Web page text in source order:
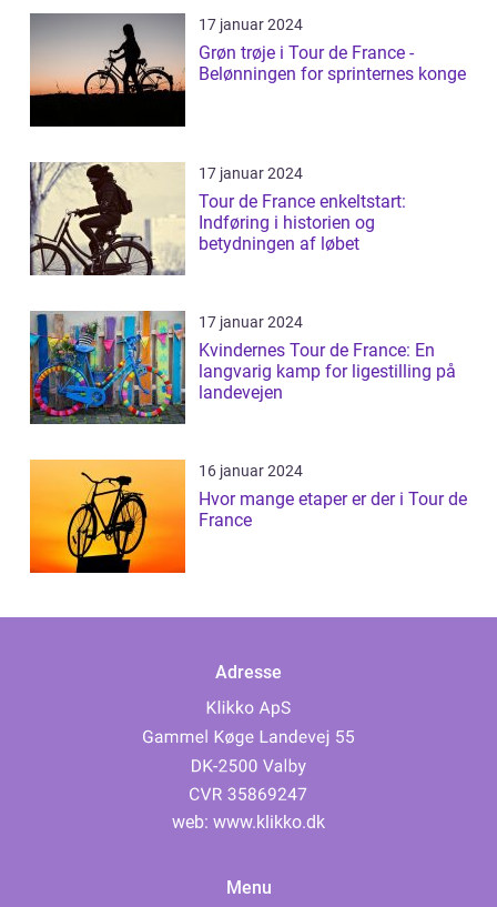
17 januar 2024
Grøn trøje i Tour de France -
Belønningen for sprinternes konge
17 januar 2024
Tour de France enkeltstart:
Indføring i historien og
betydningen af løbet
17 januar 2024
Kvindernes Tour de France: En
langvarig kamp for ligestilling på
landevejen
16 januar 2024
Hvor mange etaper er der i Tour de
France
Adresse
web: www.klikko.dk
Menu